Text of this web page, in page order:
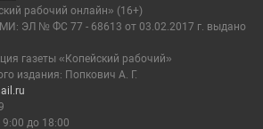
рабочий онлайн» (16+)
ЭЛ № ФС 77 - 68613 от 03.02.2017 г. выдано
газеты «Копейский рабочий»
издания: Попкович А. Г.
до 18:00